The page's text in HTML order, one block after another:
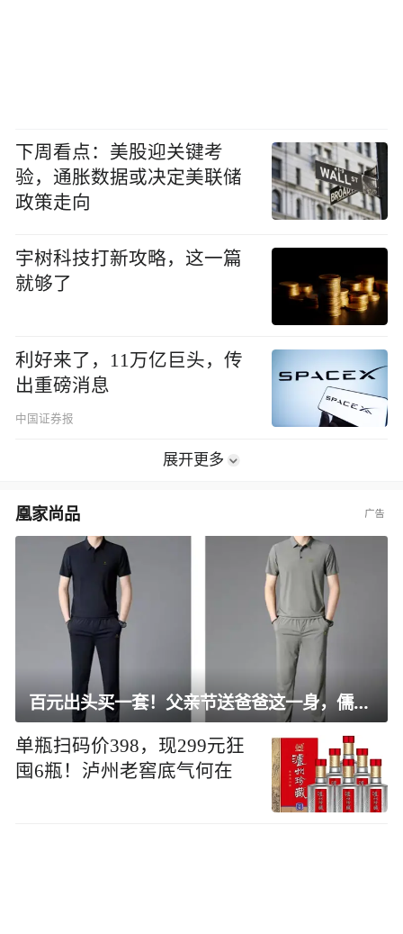
下周看点：美股迎关键考
验，通胀数据或决定美联储
政策走向
宇树科技打新攻略，这一篇
就够了
利好来了，11万亿巨头，传
出重磅消息
中国证券报
展开更多
凰家尚品
百元出头买一套！父亲节送爸爸这一身，儒雅有型还凉爽
单瓶扫码价398，现299元狂
囤6瓶！泸州老窖底气何在